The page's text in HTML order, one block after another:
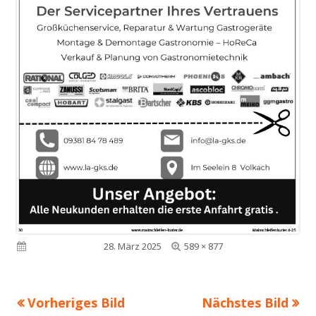
Veröffentlicht am28. März 2025
Volle
589 × 877
Vorheriges Bild Nächstes Bild